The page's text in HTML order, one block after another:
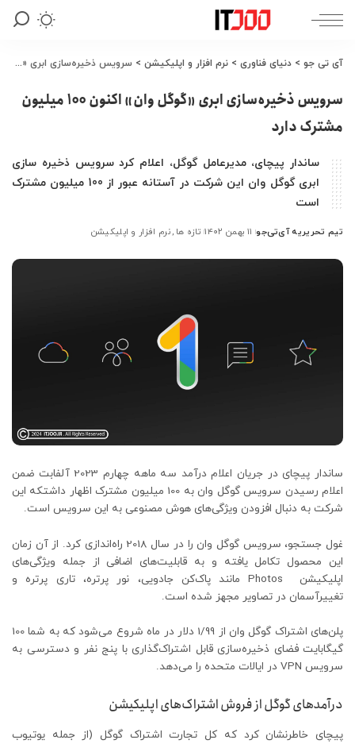
آی تی جو > دنیای فناوری > نرم افزار و اپلیکیشن > سرویس ذخیره‌سازی ابری «گوگل وان» اکنون 100 میلیون مشترک دارد
سرویس ذخیره‌سازی ابری «گوگل وان» اکنون 100 میلیون
مشترک دارد
ساندار پیچای، مدیرعامل گوگل، اعلام کرد سرویس ذخیره سازی
ابری گوگل وان این شرکت در آستانه عبور از 100 میلیون مشترک
است
ارسال
توسط
تیم تحریریه آی‌تی‌جو ۱۱ بهمن ۱۴۰۲ تازه ها نرم افزار و اپلیکیشن
ساندار پیچای در جریان اعلام درآمد سه ماهه چهارم 2023 آلفابت ضمن
اعلام رسیدن سرویس گوگل وان به 100 میلیون مشترک اظهار داشتکه این
شرکت به دنبال افزودن ویژگی‌های هوش مصنوعی به این سرویس است.
غول جستجو، سرویس گوگل وان را در سال 2018 راه‌اندازی کرد. از آن زمان
این محصول تکامل یافته و به قابلیت‌های اضافی از جمله ویژگی‌های
اپلیکیشن Photos مانند پاک‌کن جادویی، نور پرتره، تاری پرتره و
تغییرآسمان در تصاویر مجهز شده است.
پلن‌های اشتراک گوگل وان از 1/99 دلار در ماه شروع می‌شود که به شما 100
گیگابایت فضای ذخیره‌سازی قابل اشتراک‌گذاری با پنج نفر و دسترسی به
سرویس VPN در ایالات متحده را می‌دهد.
درآمدهای گوگل از فروش اشتراک‌های اپلیکیشن
پیچای خاطرنشان کرد که کل تجارت اشتراک گوگل (از جمله یوتیوب